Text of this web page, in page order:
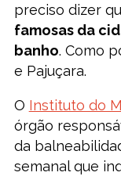
preciso dizer
famosas da
banho. Como
e Pajuçara.
O Instituto do
órgão
da
semanal que